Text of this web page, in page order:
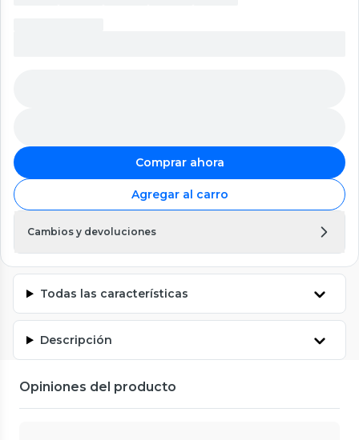
Comprar ahora
Agregar al carro
Cambios y devoluciones
Todas las características
Descripción
Opiniones del producto